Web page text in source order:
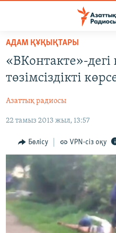
Skip
main
content
to
Navigation
Search
ҚАҢТАР ОҚИҒАСЫ
АДАМ ҚҰҚЫҚТАРЫ
ӘЛЕУМЕТ
ӘЛЕМ
АРНАЙЫ ЖОБАЛАР
Русский
ЖАЗЫЛЫҢЫЗ
АДАМ ҚҰҚЫҚТАРЫ
«ВКонтакте»-дегі
төзімсіздікті
Азаттық радиосы
22 тамыз 2013 жыл, 13:57
Бөлісу VPN-сіз оқу